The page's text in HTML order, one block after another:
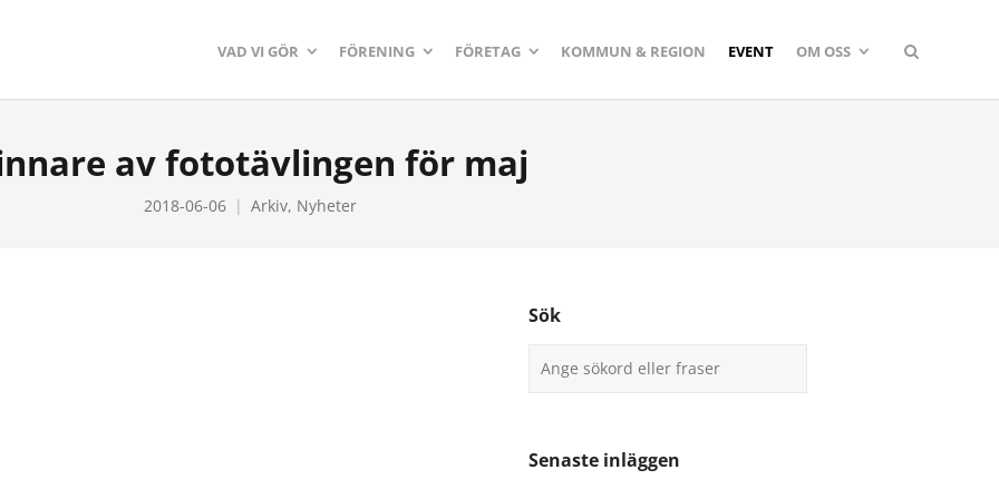
VAD VI GÖR FÖRENING FÖRETAG KOMMUN & REGION EVENT OM OSS
av fototävlingen för maj
2018-06-06 Arkiv, Nyheter
Sök
Senaste inläggen